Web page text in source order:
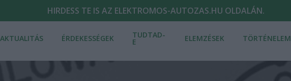
HIRDESS TE IS AZ ELEKTROMOS-AUTOZAS.HU OLDALÁN.
AKTUALITÁS ÉRDEKESSÉGEK TUDTAD-
E ELEMZÉSEK TÖRTÉNELEM